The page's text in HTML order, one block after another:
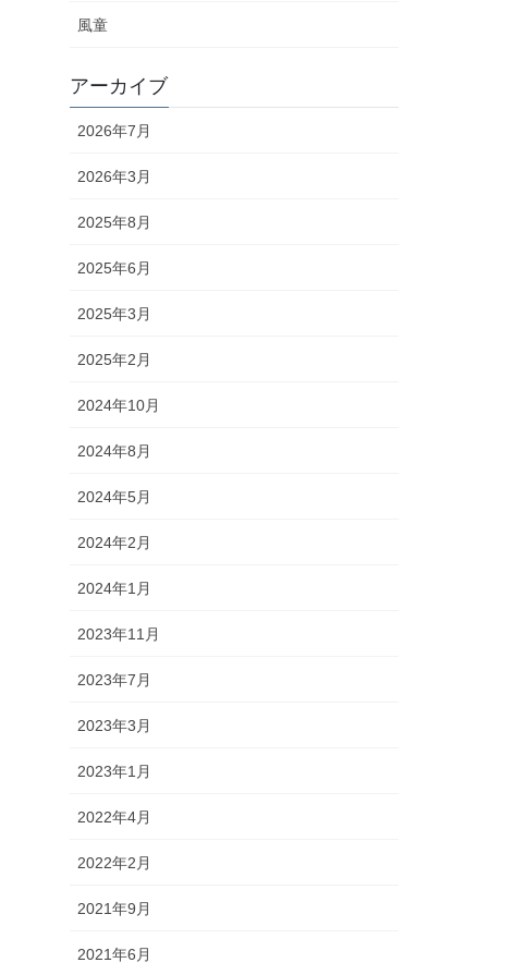
風童
アーカイブ
2026年7月
2026年3月
2025年8月
2025年6月
2025年3月
2025年2月
2024年10月
2024年8月
2024年5月
2024年2月
2024年1月
2023年11月
2023年7月
2023年3月
2023年1月
2022年4月
2022年2月
2021年9月
2021年6月